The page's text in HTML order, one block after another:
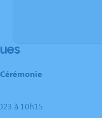
Cérémonie
à 10h15